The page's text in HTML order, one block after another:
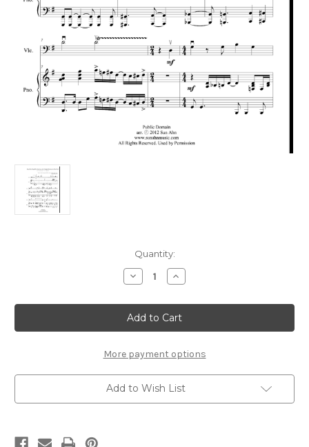
Quantity:
Decrease
Quantity
Stand
up
stand
up
Jesus
&A
Mighty
Fortress
is
Our
Increase
Quantity
Stand
up
stand
up
Jesus
&A
Mighty
Fortress
is
Our
More payment options
Add to Wish List